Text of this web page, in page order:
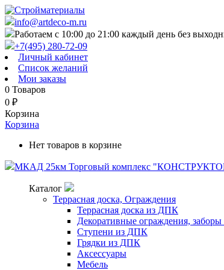
info@artdeco-m.ru
Работаем с 10:00 до 21:00 каждый день без
+7(495) 280-72-09
Личный кабинет
Список желаний
Мои заказы
0 Товаров
0 ₽
Корзина
Корзина
Нет товаров в корзине
МКАД 25км Торговый комплекс
Каталог
Террасная доска, Ограждения
Террасная доска из ДПК
Декоративные ограждения,
Ступени из ДПК
Грядки из ДПК
Аксессуары
Мебель